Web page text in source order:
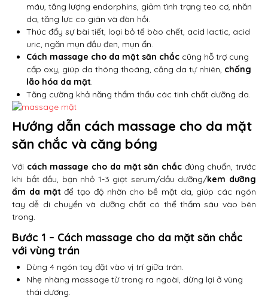
máu, tăng lượng endorphins, giảm tình trạng teo cơ, nhăn
da, tăng lực co giãn và đàn hồi.
Thúc đẩy sự bài tiết, loại bỏ tế bào chết, acid lactic, acid
uric, ngăn mụn đầu đen, mụn ẩn.
Cách massage cho da mặt săn chắc cũng hỗ trợ cung
cấp oxy, giúp da thông thoáng, căng da tự nhiên, chống
lão hóa da mặt.
Tăng cường khả năng thẩm thấu các tinh chất dưỡng da.
Hướng dẫn cách massage cho da mặt
săn chắc và căng bóng
Với cách massage cho da mặt săn chắc đúng chuẩn, trước
khi bắt đầu, bạn nhỏ 1-3 giọt serum/dầu dưỡng/kem dưỡng
ẩm da mặtđể tạo độ nhờn cho bề mặt da, giúp các ngón
tay dễ di chuyển và dưỡng chất có thể thấm sâu vào bên
trong.
Bước 1 – Cách massage cho da mặt săn chắc
với vùng trán
Dùng 4 ngón tay đặt vào vị trí giữa trán.
Nhẹ nhàng massage từ trong ra ngoài, dừng lại ở vùng
thái dương.